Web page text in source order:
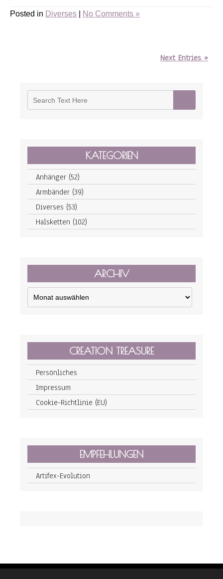
Posted in Diverses No Comments »
Next Entries »
KATEGORIEN
Anhänger (52)
Armbänder (39)
Diverses (53)
Halsketten (102)
ARCHIV
Archiv
CREATION TREASURE
Persönliches
Impressum
Cookie-Richtlinie (EU)
EMPFEHLUNGEN
Artifex-Evolution